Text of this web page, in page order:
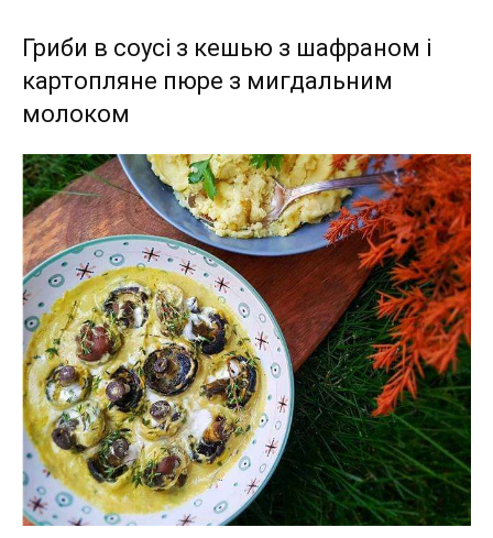
Гриби в соусі з кешью з шафраном і
картопляне пюре з мигдальним
молоком